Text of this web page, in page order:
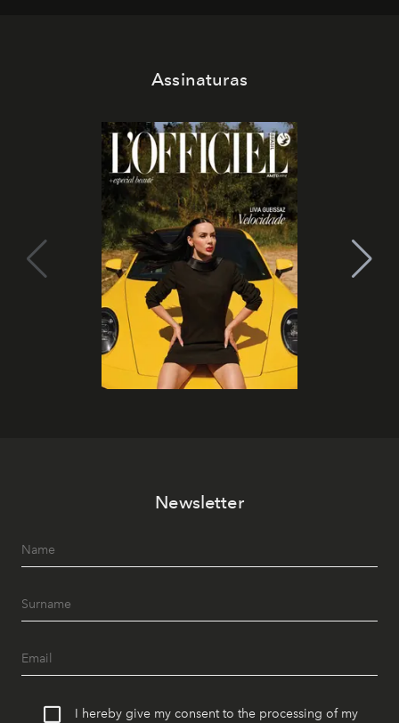
Assinaturas
Newsletter
I hereby give my consent to the processing of my